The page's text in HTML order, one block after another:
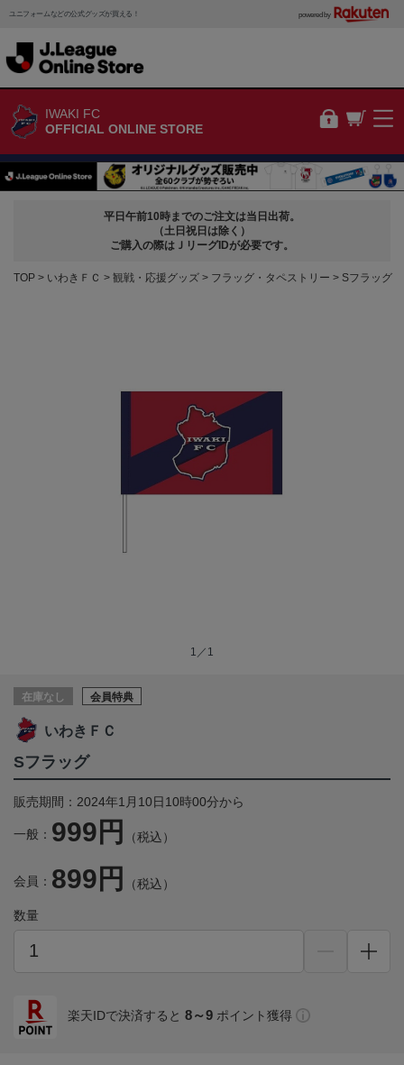
ユニフォームなどの公式グッズが買える！ powered by
IWAKI FC
OFFICIAL ONLINE STORE
平日午前10時までのご注文は当日出荷。
（土日祝日は除く）
ご購入の際はＪリーグIDが必要です。
TOP いわきＦＣ 観戦・応援グッズ フラッグ・タペストリー Sフラッグ
1／1
在庫なし 会員特典
いわきＦＣ
Sフラッグ
販売期間：2024年1月10日10時00分から
一般： 999円 （税込）
会員： 899円 （税込）
数量
楽天IDで決済すると 8～9 ポイント獲得